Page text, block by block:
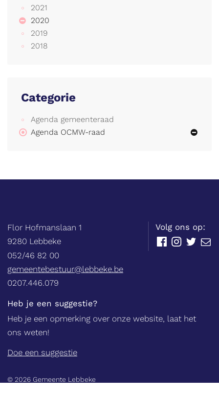
2021
2020
2019
2018
Categorie
Agenda gemeenteraad
Agenda OCMW-raad
Balie
Adres
Flor Hofmanslaan 1
,9280 Lebbeke
052/46 82 00
E-
mail
gemeentebestuur@lebbeke.be
Ondernemingsnummer
0207.446.079
Heb je een suggestie?
Heb je een opmerking over onze website, laat het
ons weten!
Doe een suggestie
Volg ons op:
FacebookInstagram
Twitter
E-
© 2026 Gemeente Lebbeke